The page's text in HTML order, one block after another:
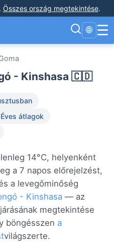
. Összes ország megtekintése.
🌐 ☰
- Kinshasa 🇨🇩
Éves átlagok
14°C, helyenként
a 7 napos előrejelzést,
a levegőminőség
- Kinshasa — az
megtekintése
böngésszen a
világszerte.